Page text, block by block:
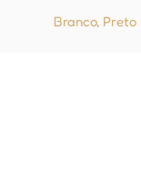
Branco, Preto